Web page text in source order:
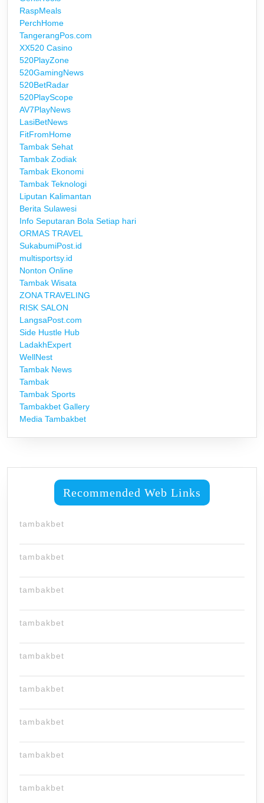
RaspMeals
PerchHome
TangerangPos.com
XX520 Casino
520PlayZone
520GamingNews
520BetRadar
520PlayScope
AV7PlayNews
LasiBetNews
FitFromHome
Tambak Sehat
Tambak Zodiak
Tambak Ekonomi
Tambak Teknologi
Liputan Kalimantan
Berita Sulawesi
Info Seputaran Bola Setiap hari
ORMAS TRAVEL
SukabumiPost.id
multisportsy.id
Nonton Online
Tambak Wisata
ZONA TRAVELING
RISK SALON
LangsaPost.com
Side Hustle Hub
LadakhExpert
WellNest
Tambak News
Tambak
Tambak Sports
Tambakbet Gallery
Media Tambakbet
Recommended Web Links
tambakbet
tambakbet
tambakbet
tambakbet
tambakbet
tambakbet
tambakbet
tambakbet
tambakbet